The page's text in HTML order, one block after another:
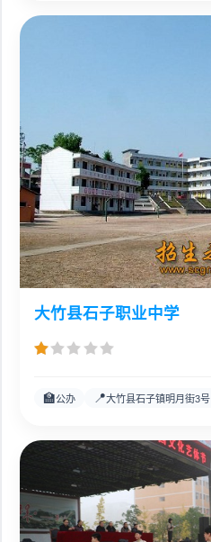
大竹县石子职业中学
🏫公办 📍大竹县石子镇明月街3号